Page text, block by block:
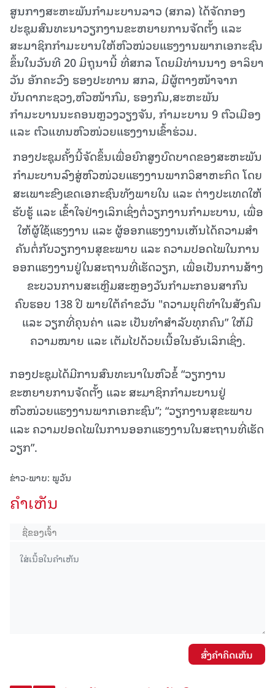
ສູນກາງສະຫະພັນກຳມະບານລາວ (ສກລ) ໄດ້ຈັດກອງ
ປະຊຸມສົນທະນາວຽກງານຂະຫຍາຍການຈັດຕັ້ງ ແລະ
ສະມາຊິກກຳມະບານໃຫ້ຫົວໜ່ວຍແຮງງານພາກເອກະຊົນ
ຂຶ້ນໃນວັນທີ 20 ມິຖຸນານີ້ ທີ່ສກລ ໂດຍມີທ່ານນາງ ອາລິຍາ
ວັນ ອັກຄະວົງ ຮອງປະທານ ສກລ, ມີຜູ້ຕາງໜ້າຈາກ
ບັນດາກະຊວງ,ຫົວໜ້າກົມ, ຮອງກົມ,ສະຫະພັນ
ກຳມະບານນະຄອນຫຼວງວຽງຈັນ, ກຳມະບານ 9 ຕົວເມືອງ
ແລະ ຕົວແທນຫົວໜ່ວຍແຮງງານເຂົ້າຮ່ວມ.
ກອງປະຊຸມຄັ້ງນີ້ຈັດຂຶ້ນເພື່ອຍົກສູງບົດບາດຂອງສະຫະພັນ
ກຳມະບານລົງສູ່ຫົວໜ່ວຍແຮງງານພາກວິສາຫະກິດ ໂດຍ
ສະເພາະຂົງເຂດເອກະຊົນທັງພາຍໃນ ແລະ ຕ່າງປະເທດໃຫ້
ຮັບຮູ້ ແລະ ເຂົ້າໃຈຢ່າງເລິກເຊິ່ງຕໍ່ວຽກງານກຳມະບານ, ເພື່ອ
ໃຫ້ຜູ້ໃຊ້ແຮງງານ ແລະ ຜູ້ອອກແຮງງານເຫັນໄດ້ຄວາມສໍາ
ຄັນຕໍ່ກັບວຽກງານສຸຂະພາບ ແລະ ຄວາມປອດໄພໃນການ
ອອກແຮງງານຢູ່ໃນສະຖານທີ່ເຮັດວຽກ, ເພື່ອເປັນການສ້າງ
ຂະບວນການສະເຫຼີມສະຫຼອງວັນກຳມະກອນສາກົນ
ຄົບຮອບ 138 ປີ ພາຍໃຕ້ຄໍາຂວັນ "ຄວາມຍຸຕິທໍາໃນສັງຄົມ
ແລະ ວຽກທີ່ຄຸນຄ່າ ແລະ ເປັນທໍາສໍາລັບທຸກຄົນ” ໃຫ້ມີ
ຄວາມໝາຍ ແລະ ເຕັມໄປດ້ວຍເນື້ອໃນອັນເລິກເຊິ່ງ.
ກອງປະຊຸມໄດ້ມີການສົນທະນາໃນຫົວຂໍ້ “ວຽກງານ
ຂະຫຍາຍການຈັດຕັ້ງ ແລະ ສະມາຊິກກຳມະບານຢູ່
ຫົວໜ່ວຍແຮງງານພາກເອກະຊົນ”; “ວຽກງານສຸຂະພາບ
ແລະ ຄວາມປອດໄພໃນການອອກແຮງງານໃນສະຖານທີ່ເຮັດ
ວຽກ”.
ຂ່າວ-ພາບ: ພູວັນ
ຄໍາເຫັນ
ສົ່ງຄໍາຄິດເຫັນ